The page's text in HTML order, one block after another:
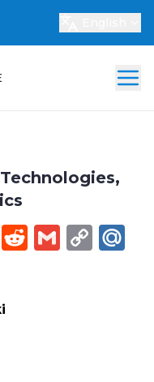
LinkedIn
Reddit
Gmail